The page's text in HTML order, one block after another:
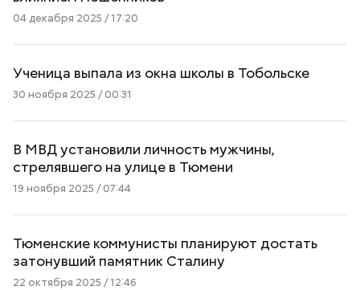
04 декабря 2025 / 17:20
Ученица выпала из окна школы в Тобольске
30 ноября 2025 / 00:31
В МВД установили личность мужчины,
стрелявшего на улице в Тюмени
19 ноября 2025 / 07:44
Тюменские коммунисты планируют достать
затонувший памятник Сталину
22 октября 2025 / 12:46